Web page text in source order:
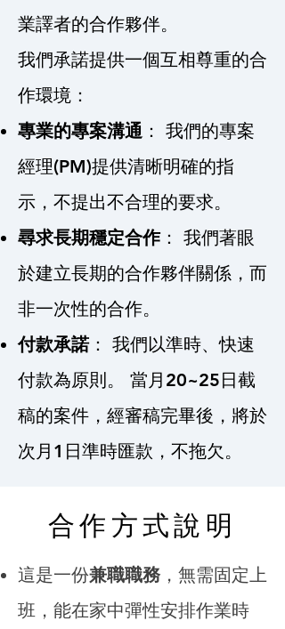
業譯者的合作夥伴。
我們承諾提供一個互相尊重的合
作環境：
專業的專案溝通： 我們的專案
經理(PM)提供清晰明確的指
示，不提出不合理的要求。
尋求長期穩定合作： 我們著眼
於建立長期的合作夥伴關係，而
非一次性的合作。
付款承諾： 我們以準時、快速
付款為原則。 當月20~25日截
稿的案件，經審稿完畢後，將於
次月1日準時匯款，不拖欠。
​合作方式說明
這是一份兼職職務，無需固定上
班，能在家中彈性安排作業時